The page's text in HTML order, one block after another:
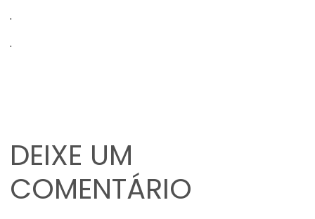
.
.
DEIXE UM
COMENTÁRIO